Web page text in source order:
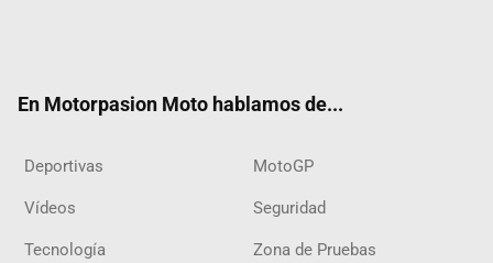
En Motorpasion Moto hablamos de...
Deportivas MotoGP
Vídeos Seguridad
Tecnología Zona de Pruebas